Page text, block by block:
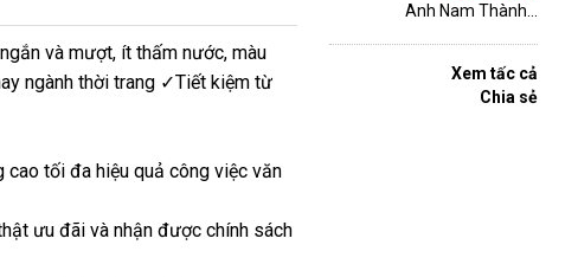
Anh Nam Thành...
Xem tấc cả
Chia sẻ
và mượt, ít thấm nước, màu
ngành thời trang ✓Tiết kiệm từ
tối đa hiệu quả công việc văn
ưu đãi và nhận được chính sách